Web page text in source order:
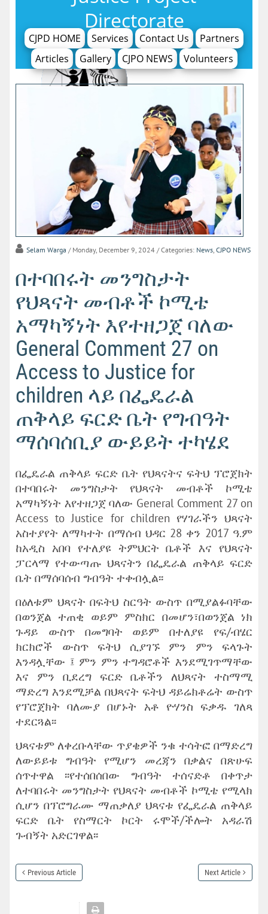
Directorate
CJPD HOME Services Contact Us
Partners
Articles
Gallery CJPO NEWS Volunteers
Selam Warga / Monday, December 9, 2024 / Categories: News, CJPO NEWS
በተባበሩት መንግስታት
የህጻናት መብቶች ኮሚቴ
አማካኝነት እየተዘጋጀ ባለው
General Comment 27 on
Access to Justice for
children ላይ በፌዴራል
ጠቅላይ ፍርድ ቤት የግብዓት
ማሰባሰቢያ ውይይት ተካሄደ
በፌዴራል ጠቅላይ ፍርድ ቤት የህጻናትና ፍትህ ፕሮጀክት
በተባበሩት መንግስታት የህጻናት መብቶች ኮሚቴ
አማካኝነት እየተዘጋጀ ባለው General Comment 27 on
Access to Justice for children የሃገራችን ህጻናት
አስተያየት ለማካተት በማሰብ ህዳር 28 ቀን 2017 ዓ.ም
ከአዲስ አበባ የተለያዩ ትምህርት ቤቶች እና የህጻናት
ፓርላማ የተውጣጡ ህጻናትን በፌዴራል ጠቅላይ ፍርድ
ቤት በማሰባሰብ ግብዓት ተቀብሏል፡፡
በዕለቱም ህጻናት በፍትህ ስርዓት ውስጥ በሚያልፉባቸው
በወንጀል ተጠቂ ወይም ምስክር በመሆን፣በወንጀል ነክ
ጉዳይ ውስጥ በመግባት ወይም በተለያዩ የፍ/ብሄር
ክርክሮች ውስጥ ፍትህ ሲያገኙ ምን ምን ፍላጉት
እንዳሏቸው ፤ ምን ምን ተግዳሮቶች እንደሚገጥማቸው
እና ምን ቢደረግ ፍርድ ቤቶችን ለህጻናት ተስማሚ
ማድረግ እንደሚቻል በህጻናት ፍትህ ዳይሬክቶሬት ውስጥ
የፕሮጀክት ባለሙያ በሆኑት አቶ ዮሃንስ ፍቃዱ ገለጻ
ተደርጓል፡፡
ህጻናቱም ለቀረቡላቸው ጥያቄዎች ንቁ ተሳትፎ በማድረግ
ለውይይቱ ግብዓት የሚሆን መረጃን በቃልና በጽሁፍ
ሰጥተዋል ፡፡የተሰበሰበው ግብዓት ተሰናድቶ በቀጥታ
ለተባበሩት መንግስታት የህጻናት መብቶች ኮሚቴ የሚላክ
ሲሆን በፕሮግራሙ ማጠቃለያ ህጻናቱ የፌዴራል ጠቅላይ
ፍርድ ቤት የስማርት ኮርት ሩሞች/ችሎት አዳራሽ
ጉብኝት አድርገዋል፡፡
Previous Article Next Article